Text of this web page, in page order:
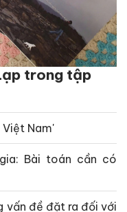
trong tập
Việt Nam'
Bài toán cần có
vấn đề đặt ra đối với